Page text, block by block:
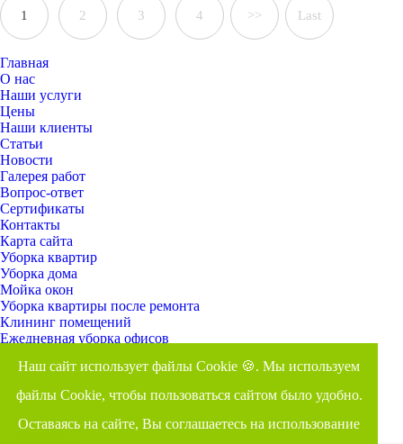
1 2 3 4 >> Last
Главная
О нас
Наши услуги
Цены
Наши клиенты
Статьи
Новости
Галерея работ
Вопрос-ответ
Сертификаты
Контакты
Карта сайта
Уборка квартир
Уборка дома
Мойка окон
Уборка квартиры после ремонта
Клининг помещений
Ежедневная уборка офисов
Время работы: ежедневно с 8.00 до 23.00
Адрес: г. Черноголовка, Школьный бульвар, 19
Наш сайт использует файлы Cookie 🍪. Мы используем
файлы Cookie, чтобы пользоваться сайтом было удобно.
Оставаясь на сайте, Вы соглашаетесь на использование